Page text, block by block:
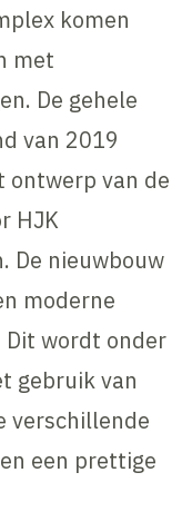
komen
met
De gehele
van 2019
van de
HJK
De nieuwbouw
moderne
wordt onder
gebruik van
verschillende
een prettige